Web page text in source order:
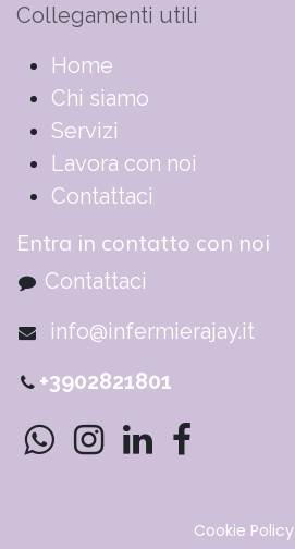
Collegamenti utili
​​​​​​​​​​​​​​​​H​o​m​e
Chi siamo
Servizi
Lavora con noi
Contattaci
Entra in contatto con noi
Contattaci
info@infermierajay.it
+3902821801
Cookie Policy